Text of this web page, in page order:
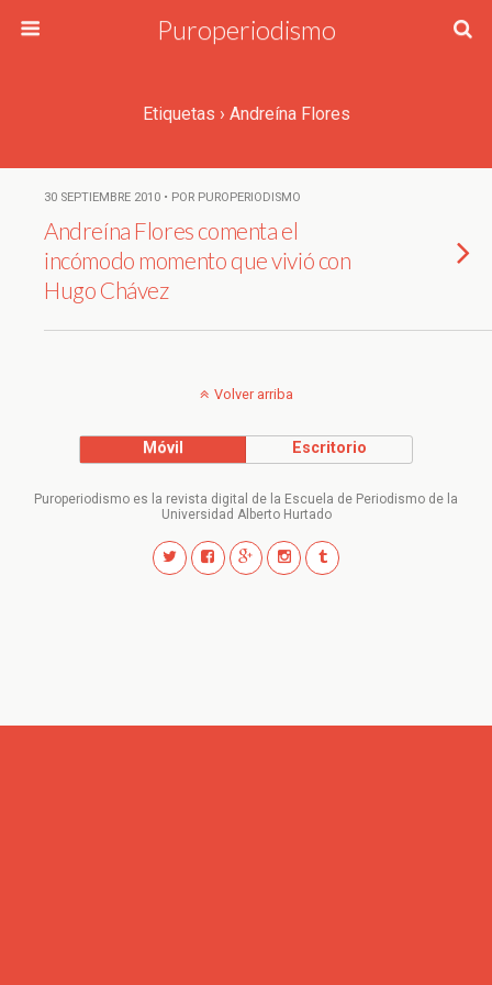
Puroperiodismo
Etiquetas › Andreína Flores
30 SEPTIEMBRE 2010 • POR PUROPERIODISMO
Andreína Flores comenta el
incómodo momento que vivió con
Hugo Chávez
Volver arriba
Móvil Escritorio
Puroperiodismo es la revista digital de la Escuela de Periodismo de la
Universidad Alberto Hurtado